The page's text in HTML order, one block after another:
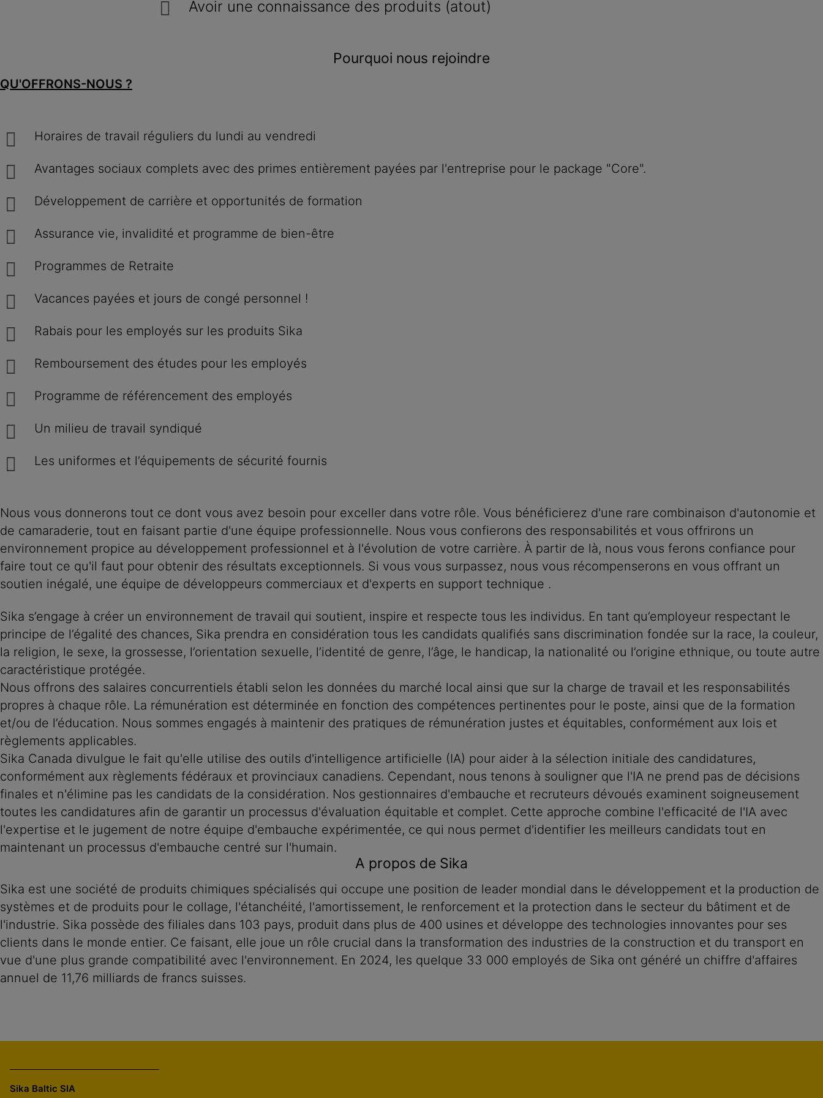
Avoir une connaissance des produits (atout)
Pourquoi nous rejoindre
QU'OFFRONS-NOUS ?
Horaires de travail réguliers du lundi au vendredi
Avantages sociaux complets avec des primes entièrement payées par l'entreprise pour le package "Core".
Développement de carrière et opportunités de formation
Assurance vie, invalidité et programme de bien-être
Programmes de Retraite
Vacances payées et jours de congé personnel !
Rabais pour les employés sur les produits Sika
Remboursement des études pour les employés
Programme de référencement des employés
Un milieu de travail syndiqué
Les uniformes et l’équipements de sécurité fournis
Nous vous donnerons tout ce dont vous avez besoin pour exceller dans votre rôle. Vous bénéficierez d'une rare combinaison d'autonomie et
de camaraderie, tout en faisant partie d'une équipe professionnelle. Nous vous confierons des responsabilités et vous offrirons un
environnement propice au développement professionnel et à l'évolution de votre carrière. À partir de là, nous vous ferons confiance pour
faire tout ce qu'il faut pour obtenir des résultats exceptionnels. Si vous vous surpassez, nous vous récompenserons en vous offrant un
soutien inégalé, une équipe de développeurs commerciaux et d'experts en support technique .
Sika s’engage à créer un environnement de travail qui soutient, inspire et respecte tous les individus. En tant qu’employeur respectant le
principe de l’égalité des chances, Sika prendra en considération tous les candidats qualifiés sans discrimination fondée sur la race, la couleur,
la religion, le sexe, la grossesse, l’orientation sexuelle, l’identité de genre, l’âge, le handicap, la nationalité ou l’origine ethnique, ou toute autre
caractéristique protégée.
Nous offrons des salaires concurrentiels établi selon les données du marché local ainsi que sur la charge de travail et les responsabilités
propres à chaque rôle. La rémunération est déterminée en fonction des compétences pertinentes pour le poste, ainsi que de la formation
et/ou de l’éducation. Nous sommes engagés à maintenir des pratiques de rémunération justes et équitables, conformément aux lois et
règlements applicables.
Sika Canada divulgue le fait qu'elle utilise des outils d'intelligence artificielle (IA) pour aider à la sélection initiale des candidatures,
conformément aux règlements fédéraux et provinciaux canadiens. Cependant, nous tenons à souligner que l'IA ne prend pas de décisions
finales et n'élimine pas les candidats de la considération. Nos gestionnaires d'embauche et recruteurs dévoués examinent soigneusement
toutes les candidatures afin de garantir un processus d'évaluation équitable et complet. Cette approche combine l'efficacité de l'IA avec
l'expertise et le jugement de notre équipe d'embauche expérimentée, ce qui nous permet d'identifier les meilleurs candidats tout en
maintenant un processus d'embauche centré sur l'humain.
A propos de Sika
Sika est une société de produits chimiques spécialisés qui occupe une position de leader mondial dans le développement et la production de
systèmes et de produits pour le collage, l'étanchéité, l'amortissement, le renforcement et la protection dans le secteur du bâtiment et de
l'industrie. Sika possède des filiales dans 103 pays, produit dans plus de 400 usines et développe des technologies innovantes pour ses
clients dans le monde entier. Ce faisant, elle joue un rôle crucial dans la transformation des industries de la construction et du transport en
vue d'une plus grande compatibilité avec l'environnement. En 2024, les quelque 33 000 employés de Sika ont généré un chiffre d'affaires
annuel de 11,76 milliards de francs suisses.
Sika Baltic SIA